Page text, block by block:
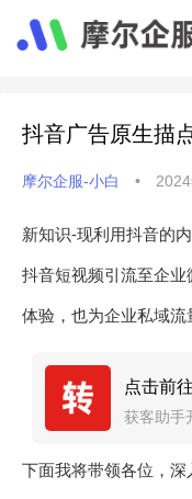
抖音广告原生描
摩尔企服-小白 •
新知识-现利用抖音的
抖音短视频引流至企
体验，也为企业私域流
点击前
获客助手
下面我将带领各位，